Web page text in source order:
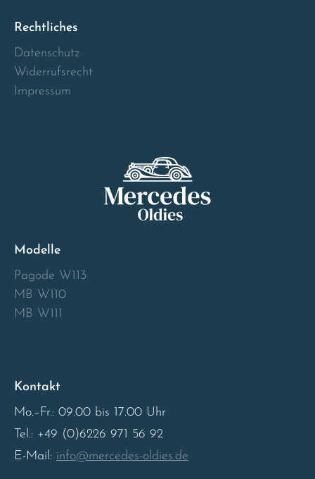
Rechtliches
Datenschutz
Widerrufsrecht
Impressum
Modelle
Pagode W113
MB W110
MB W111
Kontakt
Mo.–Fr.: 09.00 bis 17.00 Uhr
Tel.: +49 (0)6226 971 56 92
E-Mail: info@mercedes-oldies.de
Schweiz